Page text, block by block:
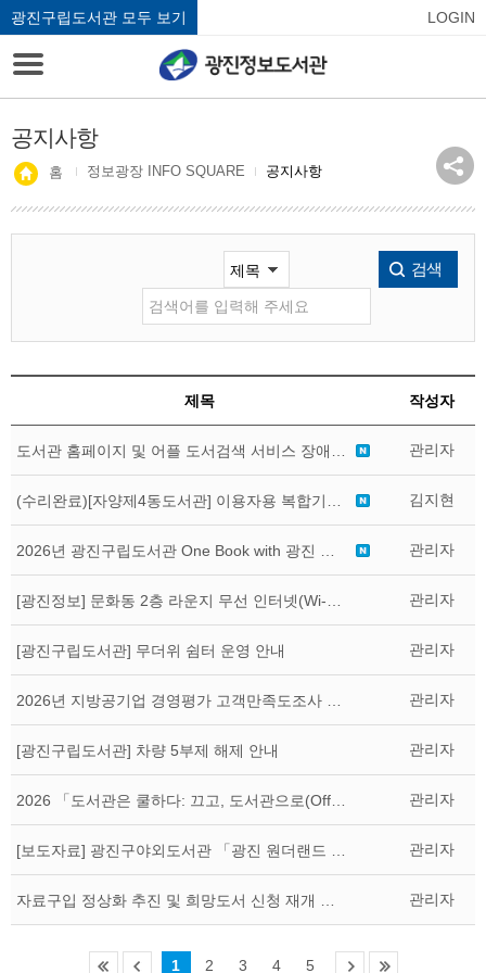
광진구립도서관 모두 보기 LOGIN
공지사항
홈 정보광장 INFO SQUARE 공지사항
검색
제목 작성자
도서관 홈페이지 및 어플 도서검색 서비스 장애 알림 관리자
(수리완료)[자양제4동도서관] 이용자용 복합기(프린트) 일시 중단 안내 김지현
2026년 광진구립도서관 One Book with 광진 주제도서 선정 관리자
[광진정보] 문화동 2층 라운지 무선 인터넷(Wi-Fi) 신규 설치 안내 관리자
[광진구립도서관] 무더위 쉼터 운영 안내 관리자
2026년 지방공기업 경영평가 고객만족도조사 실시 안내 관리자
[광진구립도서관] 차량 5부제 해제 안내 관리자
2026 「도서관은 쿨하다: 끄고, 도서관으로(Off&Library)」 캠페인 안내 관리자
[보도자료] 광진구야외도서관 「광진 원더랜드 : 취향발견」 성황리 운영 마무리 관리자
자료구입 정상화 추진 및 희망도서 신청 재개 안내 관리자
1 2 3 4 5